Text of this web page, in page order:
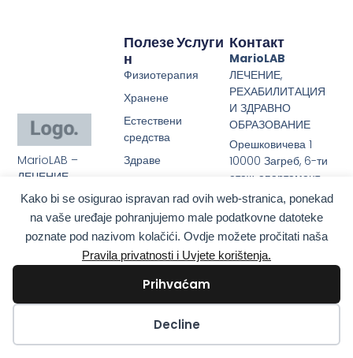
Kako bi se osigurao ispravan rad ovih web-stranica, ponekad
na vaše uređaje pohranjujemo male podatkovne datoteke
poznate pod nazivom kolačići. Ovdje možete pročitati naša
Pravila privatnosti i Uvjete korištenja.
Prihvaćam
Decline
MarioLAB –
ЛЕЧЕНИЕ,
РЕХАБИЛИТАЦИЯ
И ЗДРАВНО
ОБРАЗОВАНИЕ
Услуги
Полезе
Н
Физиотерапия
Хранене
Естествени
средства
Здраве
гладуване
Произвежда
Контакт
MarioLAB
ЛЕЧЕНИЕ,
РЕХАБИЛИТАЦИЯ
И ЗДРАВНО
ОБРАЗОВАНИЕ
Орешковичева 1
10000 Загреб, 6-ти
етаж, апартамент
605
Хърватия
Сътрудничество:
info@mariolab.hr